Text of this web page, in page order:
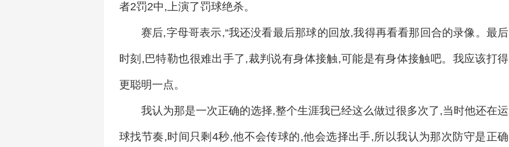
者2罚2中,上演了罚球绝杀。
赛后,字母哥表示,“我还没看最后那球的回放,我得再看看那回合的录像。最后
时刻,巴特勒也很难出手了,裁判说有身体接触,可能是有身体接触吧。我应该打得
更聪明一点。
我认为那是一次正确的选择,整个生涯我已经这么做过很多次了,当时他还在运
球找节奏,时间只剩4秒,他不会传球的,他会选择出手,所以我认为那次防守是正确